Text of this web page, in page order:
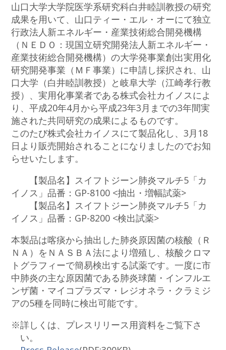
山口大学大学院医学系研究科白井睦訓教授の研究
成果を用いて、山口ティー・エル・オーにて独立
行政法人新エネルギー・産業技術総合開発機構
（ＮＥＤＯ：現国立研究開発法人新エネルギー・
産業技術総合開発機構）の大学発事業創出実用化
研究開発事業（ＭＦ事業）に申請し採択され、山
口大学（白井睦訓教授）と岐阜大学（江崎孝行教
授）、実用化事業者である株式会社カイノスによ
り、平成20年4月から平成23年3月までの3年間実
施された共同研究の成果によるものです。
このたび株式会社カイノスにて製品化し、3月18
日より販売開始されることになりましたのでお知
らせいたします。
【製品名】スイフトジーン肺炎マルチ5「カ
イノス」品番：GP-8100 <抽出・増幅試薬>
【製品名】スイフトジーン肺炎マルチ5「カ
イノス」品番：GP-8200 <検出試薬>
本製品は喀痰から抽出した肺炎原因菌の核酸（Ｒ
ＮＡ）をＮＡＳＢＡ法により増殖し、核酸クロマ
トグラフィーで簡易検出する試薬です。一度に市
中肺炎の主な原因菌である肺炎球菌・インフルエ
ンザ菌・マイコプラズマ・レジオネラ・クラミジ
アの5種を同時に検出可能です。
※詳しくは、プレスリリース用資料をご覧下さ
い。